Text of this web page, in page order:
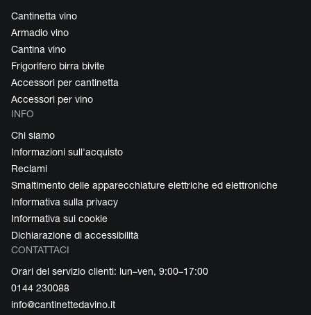
Cantinetta vino
Armadio vino
Cantina vino
Frigorifero birra bivite
Accessori per cantinetta
Accessori per vino
INFO
Chi siamo
Informazioni sull'acquisto
Reclami
Smaltimento delle apparecchiature elettriche ed elettroniche
Informativa sulla privacy
Informativa sui cookie
Dichiarazione di accessibilità
CONTATTACI
Orari del servizio clienti: lun–ven, 9:00–17:00
0144 230088
info@cantinettedavino.it